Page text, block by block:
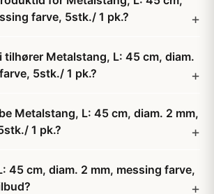
farve, 5stk./ 1 pk.?
tilhører Metalstang, L: 45 cm, diam.
5stk./ 1 pk.?
Metalstang, L: 45 cm, diam. 2 mm,
1 pk.?
45 cm, diam. 2 mm, messing farve,